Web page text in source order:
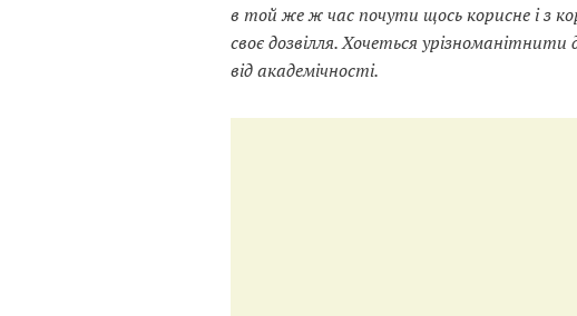
в той же ж час почути щось корисне і з
своє дозвілля. Хочеться урізноманітнити
від академічності.